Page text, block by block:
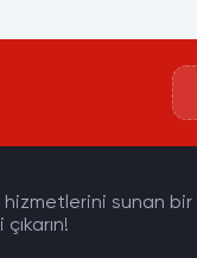
sunan bir